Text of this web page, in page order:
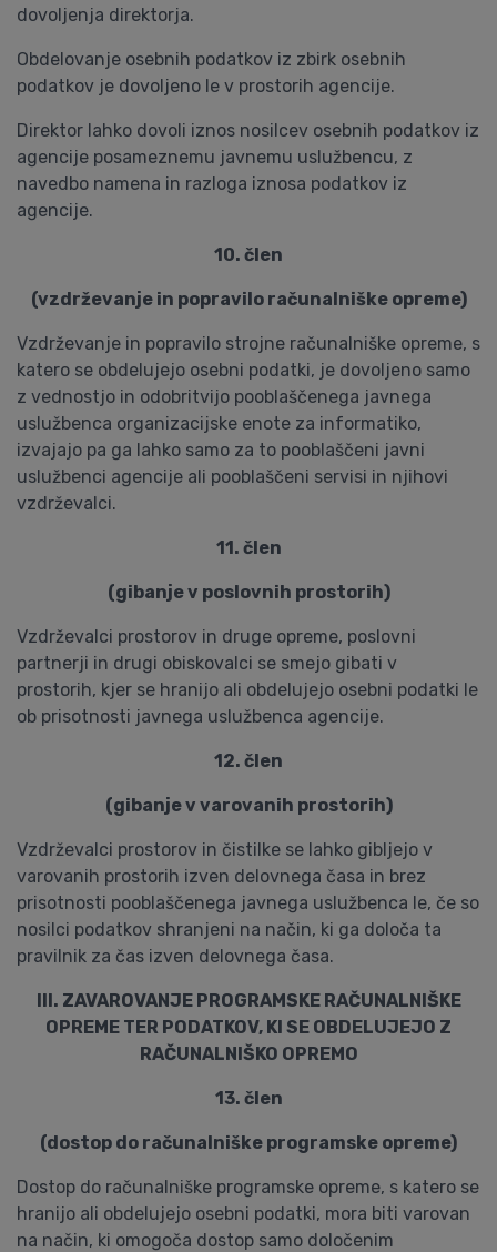
dovoljenja direktorja.
Obdelovanje osebnih podatkov iz zbirk osebnih
podatkov je dovoljeno le v prostorih agencije.
Direktor lahko dovoli iznos nosilcev osebnih podatkov iz
agencije posameznemu javnemu uslužbencu, z
navedbo namena in razloga iznosa podatkov iz
agencije.
10. člen
(vzdrževanje in popravilo računalniške opreme)
Vzdrževanje in popravilo strojne računalniške opreme, s
katero se obdelujejo osebni podatki, je dovoljeno samo
z vednostjo in odobritvijo pooblaščenega javnega
uslužbenca organizacijske enote za informatiko,
izvajajo pa ga lahko samo za to pooblaščeni javni
uslužbenci agencije ali pooblaščeni servisi in njihovi
vzdrževalci.
11. člen
(gibanje v poslovnih prostorih)
Vzdrževalci prostorov in druge opreme, poslovni
partnerji in drugi obiskovalci se smejo gibati v
prostorih, kjer se hranijo ali obdelujejo osebni podatki le
ob prisotnosti javnega uslužbenca agencije.
12. člen
(gibanje v varovanih prostorih)
Vzdrževalci prostorov in čistilke se lahko gibljejo v
varovanih prostorih izven delovnega časa in brez
prisotnosti pooblaščenega javnega uslužbenca le, če so
nosilci podatkov shranjeni na način, ki ga določa ta
pravilnik za čas izven delovnega časa.
III. ZAVAROVANJE PROGRAMSKE RAČUNALNIŠKE
OPREME TER PODATKOV, KI SE OBDELUJEJO Z
RAČUNALNIŠKO OPREMO
13. člen
(dostop do računalniške programske opreme)
Dostop do računalniške programske opreme, s katero se
hranijo ali obdelujejo osebni podatki, mora biti varovan
na način, ki omogoča dostop samo določenim